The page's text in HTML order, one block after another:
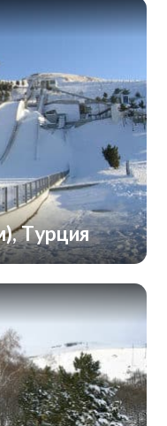
Турция